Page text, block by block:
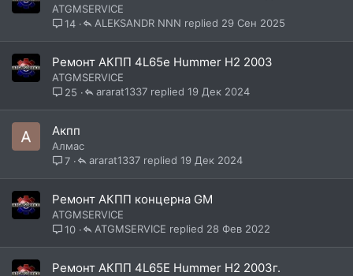
ATGMSERVICE
14
29 Сен 2025
ALEKSANDR NNN
Ремонт АКПП 4L65e Hummer H2 2003
ATGMSERVICE
25
19 Дек 2024
ararat1337
Акпп
Алмас
7
19 Дек 2024
ararat1337
Ремонт АКПП концерна GM
ATGMSERVICE
10
28 Фев 2022
ATGMSERVICE
Ремонт АКПП 4L65E Hummer H2 2003г.